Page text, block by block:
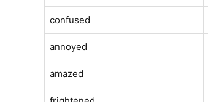
confused
annoyed
amazed